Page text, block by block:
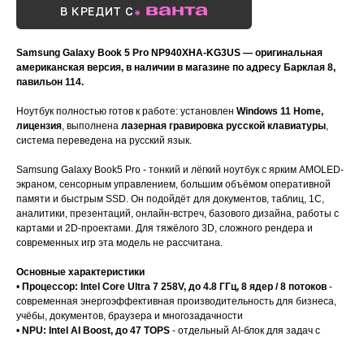
В КРЕДИТ С
Samsung Galaxy Book 5 Pro NP940XHA-KG3US — оригинальная
американская версия, в наличии в магазине по адресу Барклая 8,
павильон 114.
Ноутбук полностью готов к работе: установлен Windows 11 Home,
лицензия, выполнена лазерная гравировка русской клавиатуры,
система переведена на русский язык.
Samsung Galaxy Book5 Pro - тонкий и лёгкий ноутбук с ярким AMOLED-
экраном, сенсорным управлением, большим объёмом оперативной
памяти и быстрым SSD. Он подойдёт для документов, таблиц, 1С,
аналитики, презентаций, онлайн-встреч, базового дизайна, работы с
картами и 2D-проектами. Для тяжёлого 3D, сложного рендера и
современных игр эта модель не рассчитана.
Основные характеристики
• Процессор: Intel Core Ultra 7 258V, до 4.8 ГГц, 8 ядер / 8 потоков -
современная энергоэффективная производительность для бизнеса,
учёбы, документов, браузера и многозадачности
• NPU: Intel AI Boost, до 47 TOPS - отдельный AI-блок для задач с